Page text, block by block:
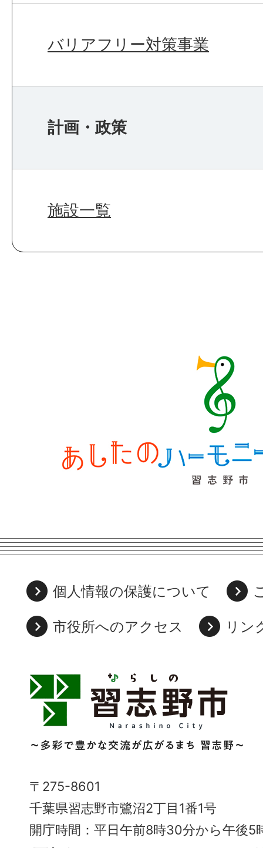
バリアフリー対策事業
計画・政策
施設一覧
個人情報の保護について
市役所へのアクセス
リン
習
志
野
市
Narashino
City
～
〒275-8601
千葉県習志野市鷺沼2丁目1番1号
開庁時間：平日午前8時30分から午後5